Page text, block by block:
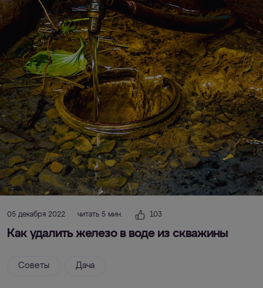
05 декабря 2022 читать 5 мин. 103
Как удалить железо в воде из скважины
Советы Дача